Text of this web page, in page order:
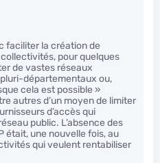
faciliter la création de
pour quelques
de vastes réseaux
départementaux ou,
cela est possible »
autres d’un moyen de limiter
d’accès qui
public. L’absence des
était, une nouvelle fois, au
qui veulent rentabiliser